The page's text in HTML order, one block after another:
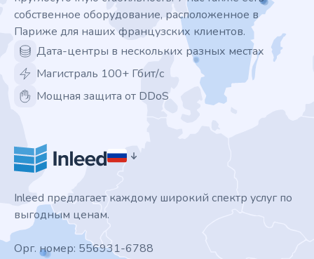
собственное оборудование, расположенное в
Париже для наших французских клиентов.
Дата-центры в нескольких разных местах
Магистраль 100+ Гбит/с
Мощная защита от DDoS
Inleed предлагает каждому широкий спектр услуг по
выгодным ценам.
Орг. номер: 556931-6788